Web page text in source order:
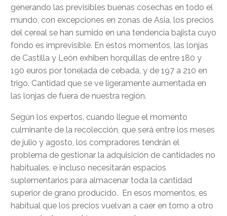
generando las previsibles buenas cosechas en todo el
mundo, con excepciones en zonas de Asia, los precios
del cereal se han sumido en una tendencia bajista cuyo
fondo es imprevisible. En estos momentos, las lonjas
de Castilla y León exhiben horquillas de entre 180 y
190 euros por tonelada de cebada, y de 197 a 210 en
trigo. Cantidad que se ve ligeramente aumentada en
las lonjas de fuera de nuestra región.
Según los expertos, cuando llegue el momento
culminante de la recolección, que será entre los meses
de julio y agosto, los compradores tendrán el
problema de gestionar la adquisición de cantidades no
habituales, e incluso necesitarán espacios
suplementarios para almacenar toda la cantidad
superior de grano producido. En esos momentos, es
habitual que los precios vuelvan a caer en torno a otro